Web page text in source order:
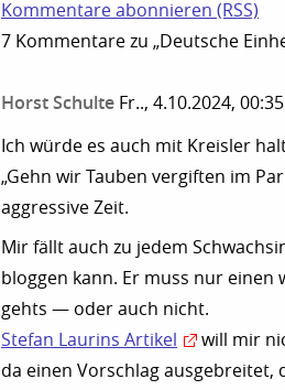
Kommentare abonnieren (RSS)
7 Kommentare zu „Deutsche
Horst Schulte Fr.., 4.10.2024, 00:35
Ich würde es auch mit Kreisler
„Gehn wir Tauben vergiften im
aggressive Zeit.
Mir fällt auch zu jedem
bloggen kann. Er muss nur
gehts — oder auch nicht.
Stefan Laurins Artikel
will mir
da einen Vorschlag ausgebreitet,